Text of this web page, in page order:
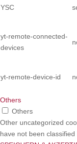
YSC
yt-remote-connected-
devices
yt-remote-device-id
Others
Others
Other uncategorized
have not been